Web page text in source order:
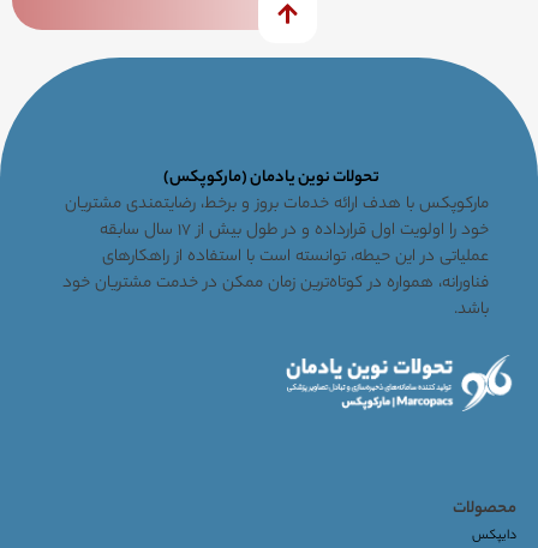
تحولات نوین یادمان (مارکوپکس)
مارکوپکس با هدف ارائه خدمات بروز و برخط، رضایتمندی مشتریان
خود را اولویت اول قرارداده و در طول بیش از ۱۷ سال سابقه
عملیاتی در این حیطه، توانسته است با استفاده از راهکارهای
فناورانه، همواره در کوتاه‌ترین زمان ممکن در خدمت مشتریان خود
باشد.
محصولات
دایپکس